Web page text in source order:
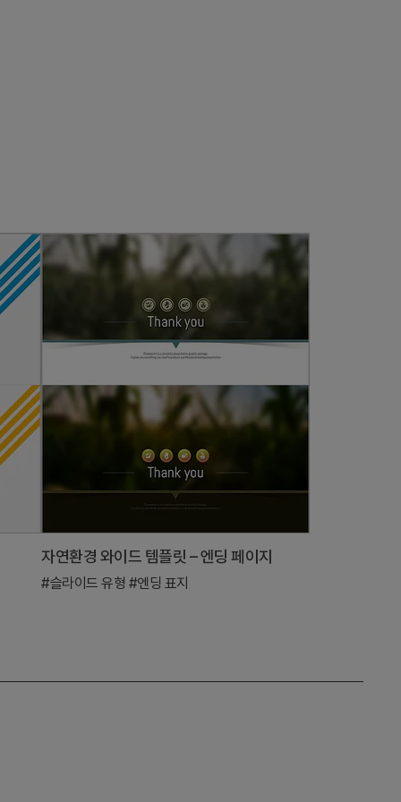
자연환경 와이드 템플릿 – 엔딩 페이지
#슬라이드 유형 #엔딩 표지